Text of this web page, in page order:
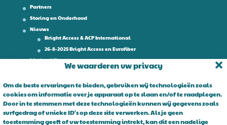
We waarderen uw privacy
Om de beste ervaringen te bieden, gebruiken wij technologieën zoals
cookies om informatie over je apparaat op te slaan en/of te raadplegen.
Door in te stemmen met deze technologieën kunnen wij gegevens zoals
surfgedrag of unieke ID's op deze site verwerken. Als je geen
toestemming geeft of uw toestemming intrekt, kan dit een nadelige
Partners
Storing en Onderhoud
Nieuws
Bright Access & ACP International
26-8-2025 Bright Access en Eurofiber
Werken bij
Over Bright Access
Glasvezel voor ondernemers. Al 15 jaar is Bright Access dé glasvezel